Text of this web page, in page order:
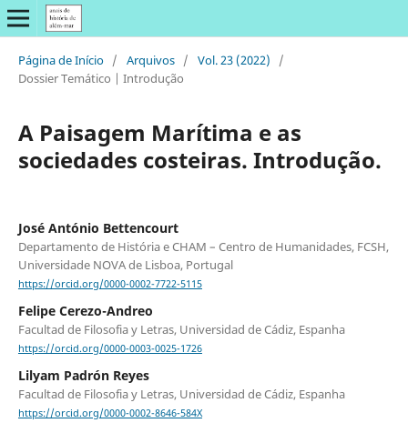
Página de Início / Arquivos / Vol. 23 (2022)
/
Dossier Temático | Introdução
A Paisagem Marítima e as
sociedades costeiras. Introdução.
José António Bettencourt
Departamento de História e CHAM – Centro de Humanidades, FCSH,
Universidade NOVA de Lisboa, Portugal
https://orcid.org/0000-0002-7722-5115
Felipe Cerezo-Andreo
Facultad de Filosofia y Letras, Universidad de Cádiz, Espanha
https://orcid.org/0000-0003-0025-1726
Lilyam Padrón Reyes
Facultad de Filosofia y Letras, Universidad de Cádiz, Espanha
https://orcid.org/0000-0002-8646-584X